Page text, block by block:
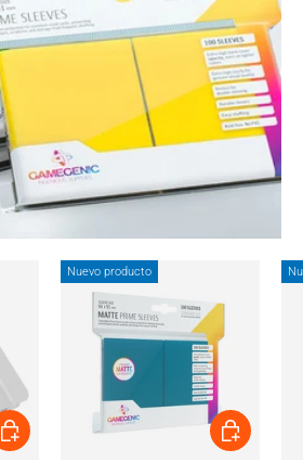
Añadir al carrito
Nuevo producto
Añadir al